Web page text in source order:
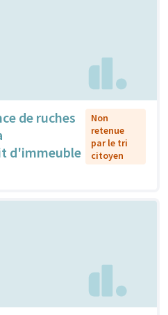
de ruches
d'immeuble
Non
retenue
par le tri
citoyen